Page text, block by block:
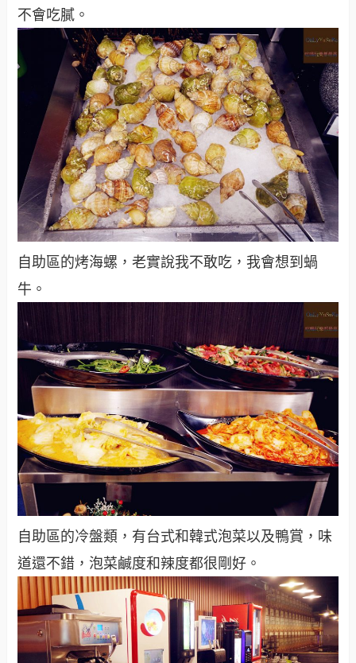
不會吃膩。
自助區的烤海螺，老實說我不敢吃，我會想到蝸
牛。
自助區的冷盤類，有台式和韓式泡菜以及鴨賞，味
道還不錯，泡菜鹹度和辣度都很剛好。